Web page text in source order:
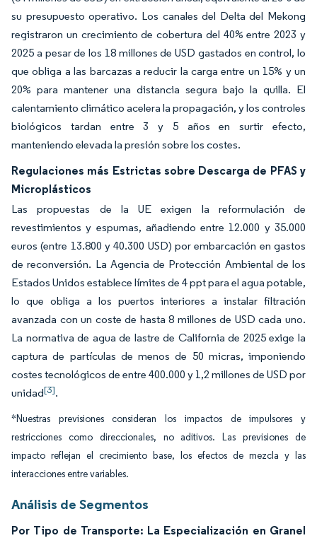
su presupuesto operativo. Los canales del Delta del Mekong
registraron un crecimiento de cobertura del 40% entre 2023 y
2025 a pesar de los 18 millones de USD gastados en control, lo
que obliga a las barcazas a reducir la carga entre un 15% y un
20% para mantener una distancia segura bajo la quilla. El
calentamiento climático acelera la propagación, y los controles
biológicos tardan entre 3 y 5 años en surtir efecto,
manteniendo elevada la presión sobre los costes.
Regulaciones más Estrictas sobre Descarga de PFAS y
Microplásticos
Las propuestas de la UE exigen la reformulación de
revestimientos y espumas, añadiendo entre 12.000 y 35.000
euros (entre 13.800 y 40.300 USD) por embarcación en gastos
de reconversión. La Agencia de Protección Ambiental de los
Estados Unidos establece límites de 4 ppt para el agua potable,
lo que obliga a los puertos interiores a instalar filtración
avanzada con un coste de hasta 8 millones de USD cada uno.
La normativa de agua de lastre de California de 2025 exige la
captura de partículas de menos de 50 micras, imponiendo
costes tecnológicos de entre 400.000 y 1,2 millones de USD por
unidad[3].
*Nuestras previsiones consideran los impactos de impulsores y
restricciones como direccionales, no aditivos. Las previsiones de
impacto reflejan el crecimiento base, los efectos de mezcla y las
interacciones entre variables.
Análisis de Segmentos
Por Tipo de Transporte: La Especialización en Granel